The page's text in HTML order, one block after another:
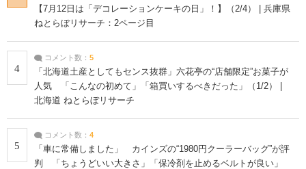
【7月12日は「デコレーションケーキの日」！】（2/4） | 兵庫県
ねとらぼリサーチ：2ページ目
4
コメント数： 5
「北海道土産としてもセンス抜群」六花亭の“店舗限定”お菓子が
人気 「こんなの初めて」「箱買いするべきだった」（1/2） |
北海道 ねとらぼリサーチ
5
コメント数： 4
「車に常備しました」 カインズの“1980円クーラーバッグ”が評
判 「ちょうどいい大きさ」「保冷剤を止めるベルトが良い」